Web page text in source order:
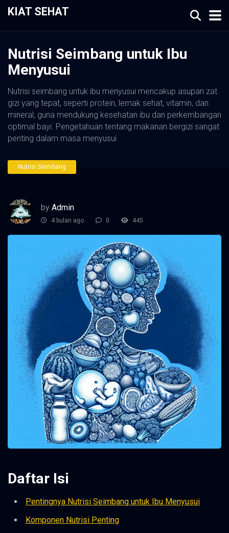
KIAT SEHAT
Nutrisi Seimbang untuk Ibu
Menyusui
Nutrisi seimbang untuk ibu menyusui mencakup asupan zat
gizi yang tepat, seperti protein, lemak sehat, vitamin, dan
mineral, guna mendukung kesehatan ibu dan perkembangan
optimal bayi. Pengetahuan tentang makanan bergizi sangat
penting dalam masa menyusui.
Nutrisi Seimbang
by Admin
4 bulan ago 0 445
Daftar Isi
Pentingnya Nutrisi Seimbang untuk Ibu Menyusui
Komponen Nutrisi Penting